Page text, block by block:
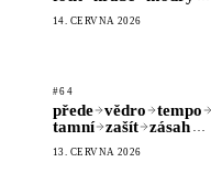
14. ČERVNA 2026
#64
přede vědro tempo
tamní
zašít zásah …
13. ČERVNA 2026